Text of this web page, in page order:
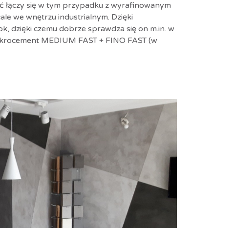
łączy się w tym przypadku z wyrafinowanym
we wnętrzu industrialnym. Dzięki
dzięki czemu dobrze sprawdza się on m.in. w
MEDIUM FAST + FINO FAST (w